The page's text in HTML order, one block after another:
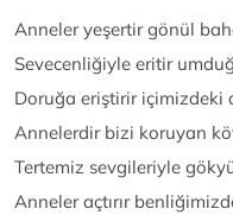
Anneler yeşertir gönül
Sevecenliğiyle eritir
Doruğa eriştirir içimizdeki
Annelerdir bizi koruyan
Tertemiz sevgileriyle
Anneler açtırır